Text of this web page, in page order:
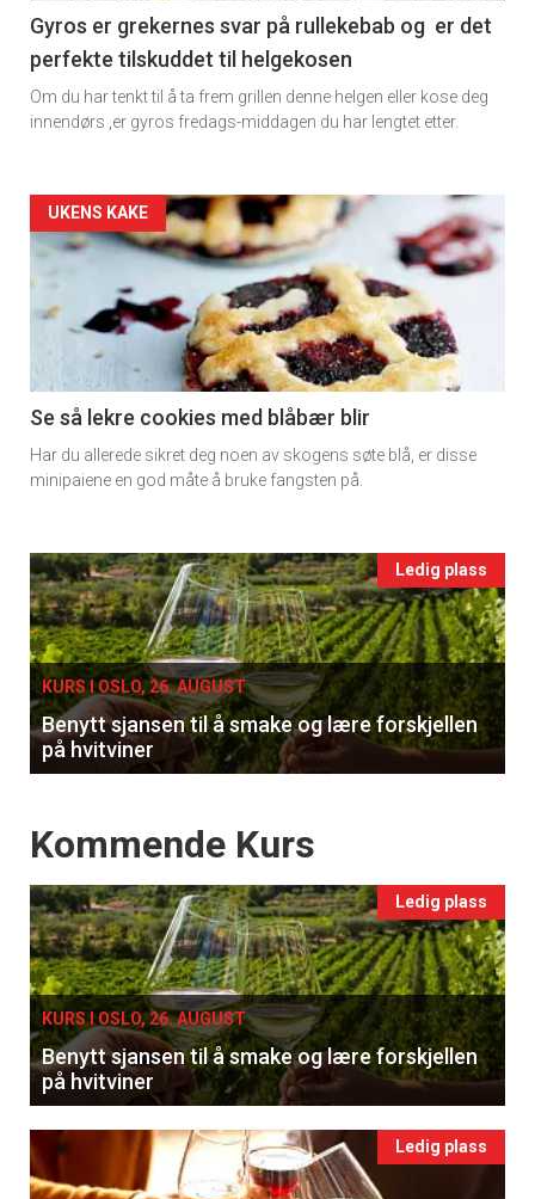
11
Dagens
rett
Gyros er grekernes svar på rullekebab og er det
perfekte tilskuddet til helgekosen
Om du har tenkt til å ta frem grillen denne helgen eller kose deg
innendørs ,er gyros fredags-middagen du har lengtet etter.
Artikler
detail
-
section
11
Ukens
UKENS KAKE
Se så lekre cookies med blåbær blir
Har du allerede sikret deg noen av skogens søte blå, er disse
minipaiene en god måte å bruke fangsten på.
Events
single
Ledig plass
KURS I OSLO, 26. AUGUST
Benytt sjansen til å smake og lære forskjellen
på hvitviner
Events
Kommende Kurs
Ledig plass
KURS I OSLO, 26. AUGUST
Benytt sjansen til å smake og lære forskjellen
på hvitviner
Ledig plass